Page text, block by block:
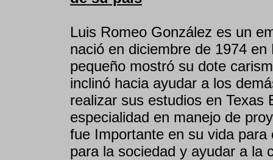
Luis Romeo González es un
nació en diciembre de 1974
pequeño mostró su dote
inclinó hacia ayudar a los
realizar sus estudios en Texas
especialidad en manejo de
fue Importante en su vida
para la sociedad y ayudar a la